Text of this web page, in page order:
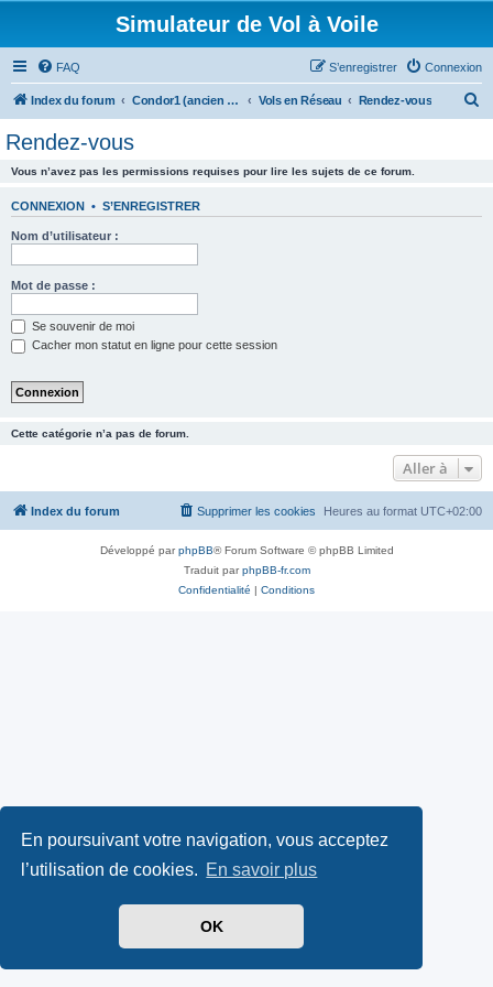
En poursuivant votre navigation, vous acceptez
l’utilisation de cookies. En savoir plus
OK
Simulateur de Vol à Voile
FAQ Connexion
S’enregistrer
Index du forum Condor1 (ancien forum) Vols en Réseau Rendez-vous
Rendez-vous
Vous n’avez pas les permissions requises pour lire les sujets de ce forum.
CONNEXION • S’ENREGISTRER
Nom d’utilisateur :
Mot de passe :
Se souvenir de moi
Cacher mon statut en ligne pour cette session
Cette catégorie n’a pas de forum.
Aller à
Index du forum Heures au format UTC+02:00
Supprimer les cookies
Développé parphpBB® Forum Software © phpBB Limited
Traduit parphpBB-fr.com
Confidentialité | Conditions